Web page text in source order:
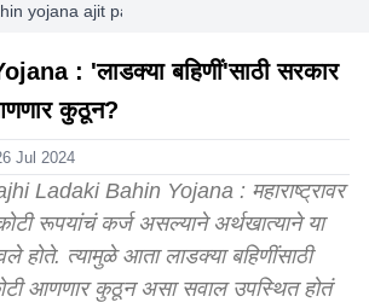
yojana ajit pawar finance department
: 'लाडक्या बहिणीं'साठी सरकार
कुठून?
Jul 2024
Ladaki Bahin Yojana : महाराष्ट्रावर
रूपयांचं कर्ज असल्याने अर्थखात्याने या
होते. त्यामुळे आता लाडक्या बहिणींसाठी
आणणार कुठून असा सवाल उपस्थित होतं